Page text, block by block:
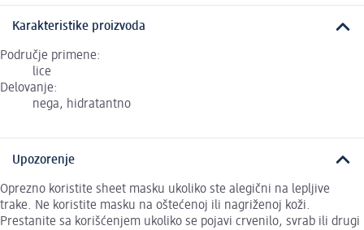
Karakteristike proizvoda
Područje primene:
lice
Delovanje:
nega, hidratantno
Upozorenje
Oprezno koristite sheet masku ukoliko ste alegični na lepljive
trake. Ne koristite masku na oštećenoj ili nagriženoj koži.
Prestanite sa korišćenjem ukoliko se pojavi crvenilo, svrab ili drugi